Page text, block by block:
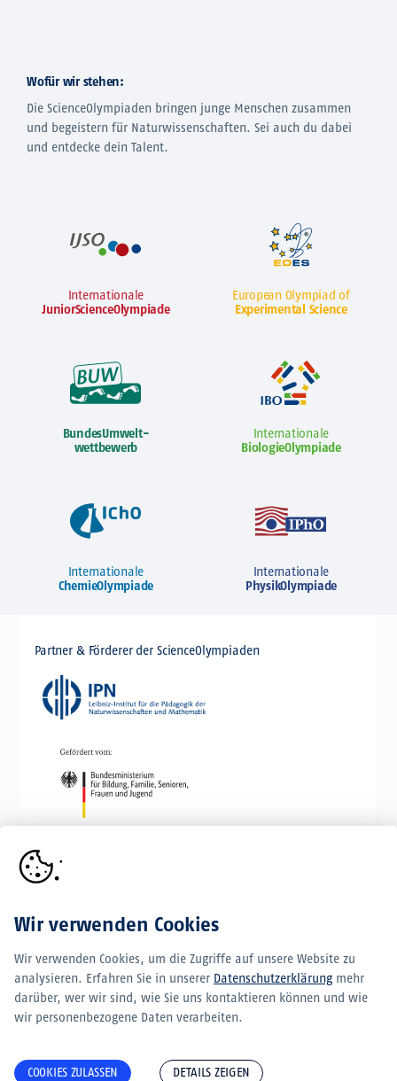
Wofür wir stehen:
Die ScienceOlympiaden bringen junge Menschen zusammen
und begeistern für Naturwissenschaften. Sei auch du dabei
und entdecke dein Talent.
Internationale
JuniorScienceOlympiade
European Olympiad of
Experimental Science
BundesUmwelt-
wettbewerb
Internationale
BiologieOlympiade
Internationale
ChemieOlympiade
Internationale
PhysikOlympiade
Partner & Förderer der ScienceOlympiaden
Wir verwenden Cookies
Wir verwenden Cookies, um die Zugriffe auf unsere Website zu
analysieren. Erfahren Sie in unserer Datenschutzerklärung mehr
darüber, wer wir sind, wie Sie uns kontaktieren können und wie
wir personenbezogene Daten verarbeiten.
COOKIES ZULASSEN DETAILS ZEIGEN